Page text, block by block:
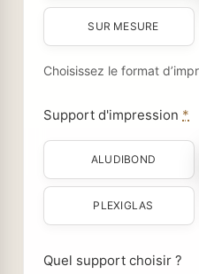
SUR MESURE
Choisissez le format
Support d'impression *
ALUDIBOND
PLEXIGLAS
Quel support choisir ?